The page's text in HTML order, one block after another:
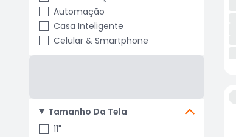
Automação
Casa Inteligente
Celular & Smartphone
Tamanho Da Tela
11"